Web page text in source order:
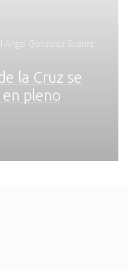
Angel Gonzalez Suárez ·
la Cruz se
pleno